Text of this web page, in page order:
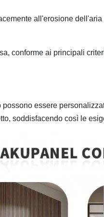
all'erosione
conforme ai principali
possono essere
soddisfacendo così le